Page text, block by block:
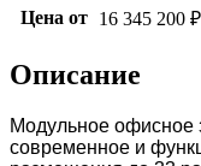
Цена от
16 345 200 ₽
Описание
Модульное
современное и